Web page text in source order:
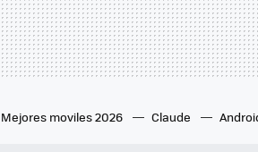
Mejores moviles 2026 Claude